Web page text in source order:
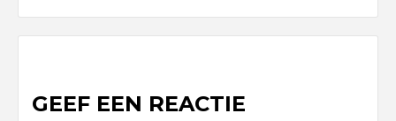
GEEF EEN REACTIE